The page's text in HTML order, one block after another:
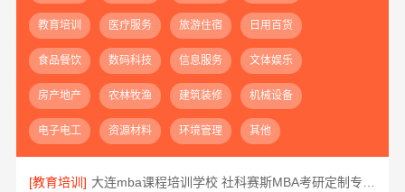
教育培训 医疗服务 旅游住宿 日用百货
食品餐饮 数码科技 信息服务 文体娱乐
房产地产 农林牧渔 建筑装修 机械设备
电子电工 资源材料 环境管理 其他
[教育培训]